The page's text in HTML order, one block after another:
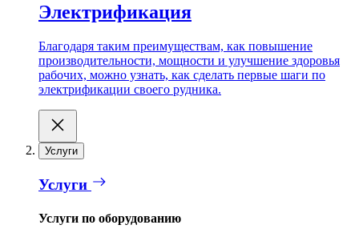
Электрификация
Благодаря таким преимуществам, как повышение
производительности, мощности и улучшение здоровья
рабочих, можно узнать, как сделать первые шаги по
электрификации своего рудника.
Услуги
Услуги
Услуги по оборудованию